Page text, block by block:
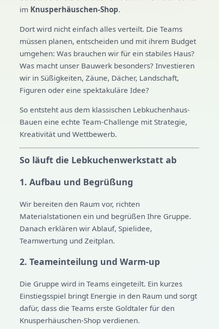
im Knusperhäuschen-Shop.
Dort wird nicht einfach alles verteilt. Die Teams
müssen planen, entscheiden und mit ihrem Budget
umgehen: Was brauchen wir für ein stabiles Haus?
Was macht unser Bauwerk besonders? Investieren
wir in Süßigkeiten, Zäune, Dächer, Landschaft,
Figuren oder eine spektakuläre Idee?
So entsteht aus dem klassischen Lebkuchenhaus-
Bauen eine echte Team-Challenge mit Strategie,
Kreativität und Wettbewerb.
So läuft die Lebkuchenwerkstatt ab
1. Aufbau und Begrüßung
Wir bereiten den Raum vor, richten
Materialstationen ein und begrüßen Ihre Gruppe.
Danach erklären wir Ablauf, Spielidee,
Teamwertung und Zeitplan.
2. Teameinteilung und Warm-up
Die Gruppe wird in Teams eingeteilt. Ein kurzes
Einstiegsspiel bringt Energie in den Raum und sorgt
dafür, dass die Teams erste Goldtaler für den
Knusperhäuschen-Shop verdienen.